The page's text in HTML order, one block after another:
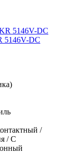
5146V-DC
/
/ С